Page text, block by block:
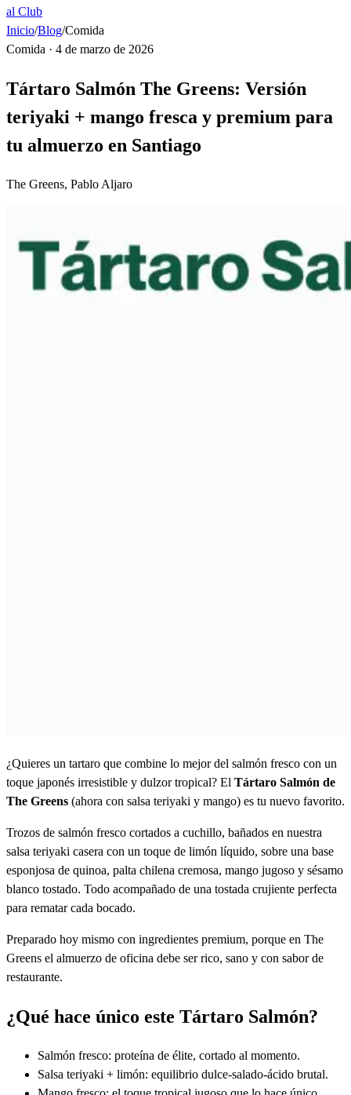
al Club
Inicio/Blog/Comida
Comida · 4 de marzo de 2026
Tártaro Salmón The Greens: Versión
teriyaki + mango fresca y premium para
tu almuerzo en Santiago
The Greens, Pablo Aljaro
¿Quieres un tartaro que combine lo mejor del salmón fresco con un
toque japonés irresistible y dulzor tropical? El Tártaro Salmón de
The Greens (ahora con salsa teriyaki y mango) es tu nuevo favorito.
Trozos de salmón fresco cortados a cuchillo, bañados en nuestra
salsa teriyaki casera con un toque de limón líquido, sobre una base
esponjosa de quinoa, palta chilena cremosa, mango jugoso y sésamo
blanco tostado. Todo acompañado de una tostada crujiente perfecta
para rematar cada bocado.
Preparado hoy mismo con ingredientes premium, porque en The
Greens el almuerzo de oficina debe ser rico, sano y con sabor de
restaurante.
¿Qué hace único este Tártaro Salmón?
Salmón fresco: proteína de élite, cortado al momento.
Salsa teriyaki + limón: equilibrio dulce-salado-ácido brutal.